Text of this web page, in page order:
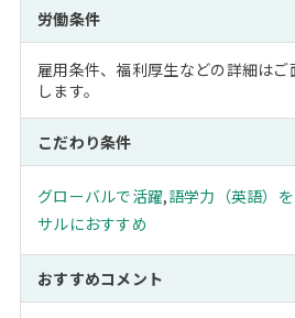
労働条件
雇用条件、福利厚生などの詳細は
します。
こだわり条件
グローバルで活躍,語学力（英語）
サルにおすすめ
おすすめコメント